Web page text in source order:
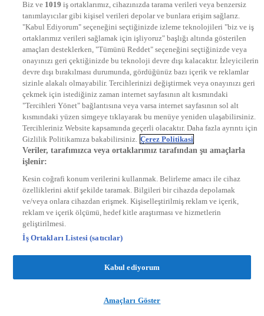
STAR
EURO STAR
KRAL POP TV
DYG Radyolar
NTV RADYO
KRAL FM
KRAL POP
EKSEN
VOYAGE
DYG Dijital
ntv.com.tr
ntvspor.net
secim.ntv.com.tr
startv.com.tr
kralmuzik.com.tr
Biz ve 1019 iş ortaklarımız, cihazınızda tarama verileri veya benzersiz
tanımlayıcılar gibi kişisel verileri depolar ve bunlara erişim sağlarız.
"Kabul Ediyorum" seçeneğini seçtiğinizde izleme teknolojileri "biz ve iş
ortaklarımız verileri sağlamak için işliyoruz" başlığı altında gösterilen
amaçları desteklerken, "Tümünü Reddet" seçeneğini seçtiğinizde veya
onayınızı geri çektiğinizde bu teknoloji devre dışı kalacaktır. İzleyicilerin
devre dışı bırakılması durumunda, gördüğünüz bazı içerik ve reklamlar
sizinle alakalı olmayabilir. Tercihlerinizi değiştirmek veya onayınızı geri
çekmek için istediğiniz zaman internet sayfasının alt kısmındaki
"Tercihleri Yönet" bağlantısına veya varsa internet sayfasının sol alt
kısmındaki yüzen simgeye tıklayarak bu menüye yeniden ulaşabilirsiniz.
Tercihleriniz Website kapsamında geçerli olacaktır. Daha fazla ayrıntı için
Gizlilik Politikamıza bakabilirsiniz. Çerez Politikasi
Veriler, tarafımızca veya ortaklarımız tarafından şu amaçlarla
işlenir:
Kesin coğrafi konum verilerini kullanmak. Belirleme amacı ile cihaz
özelliklerini aktif şekilde taramak. Bilgileri bir cihazda depolamak
ve/veya onlara cihazdan erişmek. Kişiselleştirilmiş reklam ve içerik,
reklam ve içerik ölçümü, hedef kitle araştırması ve hizmetlerin
geliştirilmesi.
İş Ortakları Listesi (satıcılar)
Kabul ediyorum
Amaçları Göster